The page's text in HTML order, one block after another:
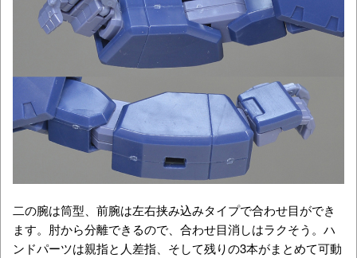
二の腕は筒型、前腕は左右挟み込みタイプで合わせ目ができ
ます。肘から分離できるので、合わせ目消しはラクそう。ハ
ンドパーツは親指と人差指、そして残りの3本がまとめて可動